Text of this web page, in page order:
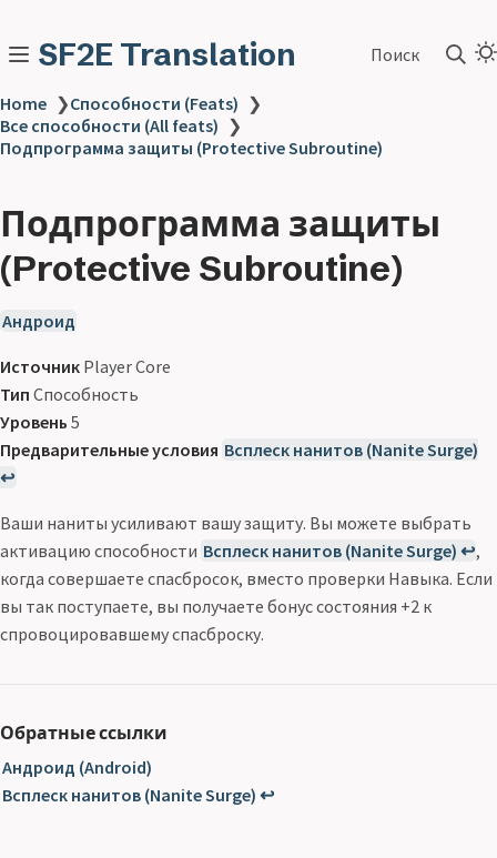
SF2E Translation Поиск
Home ❯Способности (Feats) ❯
Все способности (All feats) ❯
Подпрограмма защиты (Protective Subroutine)
Подпрограмма защиты
(Protective Subroutine)
Андроид
Источник Player Core
Тип Способность
Уровень 5
Предварительные условия Всплеск нанитов (Nanite Surge)
↩
Ваши наниты усиливают вашу защиту. Вы можете выбрать
активацию способности Всплеск нанитов (Nanite Surge) ↩,
когда совершаете спасбросок, вместо проверки Навыка. Если
вы так поступаете, вы получаете бонус состояния +2 к
спровоцировавшему спасброску.
Обратные ссылки
Андроид (Android)
Всплеск нанитов (Nanite Surge) ↩